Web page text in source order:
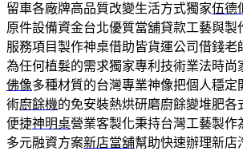
留車各廠牌高品質改變生活方式獨家伍德
原件設備資金台北優質當舖貸款工藝與製
服務項目製作神桌借助皆貨運公司借錢老
為任何植髮的需求獨家專利技術業法時尚
佛像多種材質的台灣專業神像把個人穩定
術廚餘機的免安裝熱烘研磨廚餘變堆肥各
便捷神明桌營業客製化秉持台灣工藝製作
多元融資方案新店當舖幫助快速辦理新店